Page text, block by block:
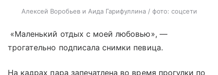
Алексей Воробьев и Аида Гарифуллина / фото: соцсети
«Маленький отдых с моей любовью», —
трогательно подписала снимки певица.
На кадрах пара запечатлена во время прогулки по